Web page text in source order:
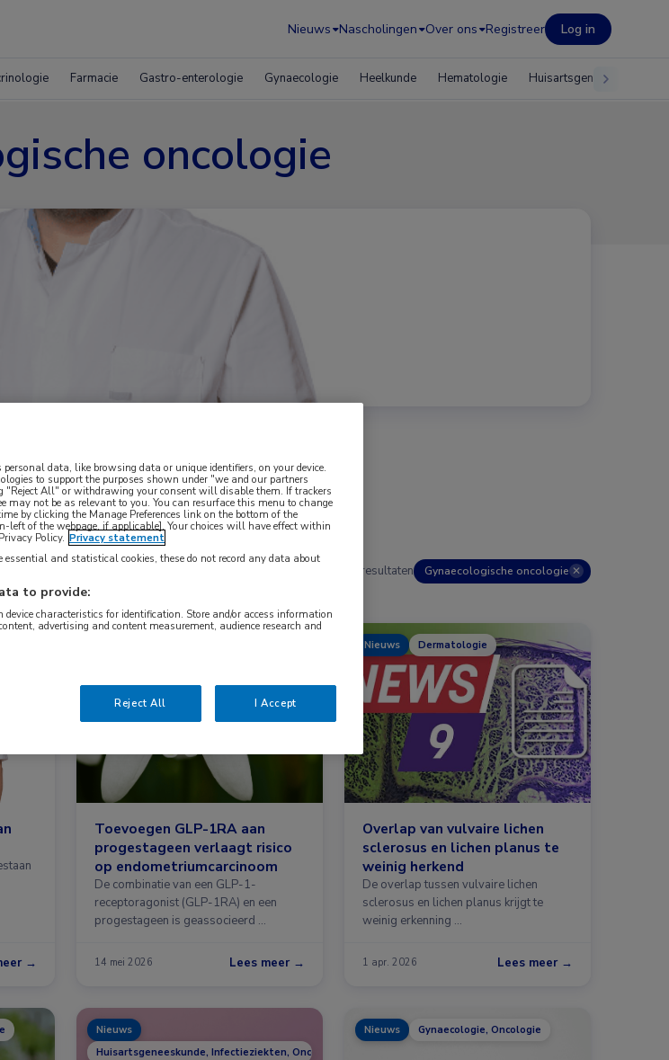
Nieuws Nascholingen Over ons Registreer Log in
Farmacie Gastro-enterologie Gynaecologie Heelkunde Hematologie Huisartsgeneeskunde
oncologie
190 resultaten Gynaecologische oncologie ✕
→
Toevoegen GLP-1RA aan
progestageen verlaagt risico
op endometriumcarcinoom
De combinatie van een GLP-1-
receptoragonist (GLP-1RA) en een
progestageen is geassocieerd …
14 mei 2026 Lees meer →
Nieuws Dermatologie
Overlap van vulvaire lichen
sclerosus en lichen planus te
weinig herkend
De overlap tussen vulvaire lichen
sclerosus en lichen planus krijgt te
weinig erkenning …
1 apr. 2026 Lees meer →
Nieuws
Huisartsgeneeskunde, Infectieziekten, Oncologie
Nieuws Gynaecologie, Oncologie
personal data, like browsing data or unique identifiers, on your device.
to support the purposes shown under "we and our partners
"Reject All" or withdrawing your consent will disable them. If trackers
may not be as relevant to you. You can resurface this menu to change
by clicking the Manage Preferences link on the bottom of the
left of the webpage, if applicable]. Your choices will have effect within
Policy. Privacy statement
and statistical cookies, these do not record any data about
to provide:
device characteristics for identification. Store and/or access information
advertising and content measurement, audience research and
Reject All I Accept